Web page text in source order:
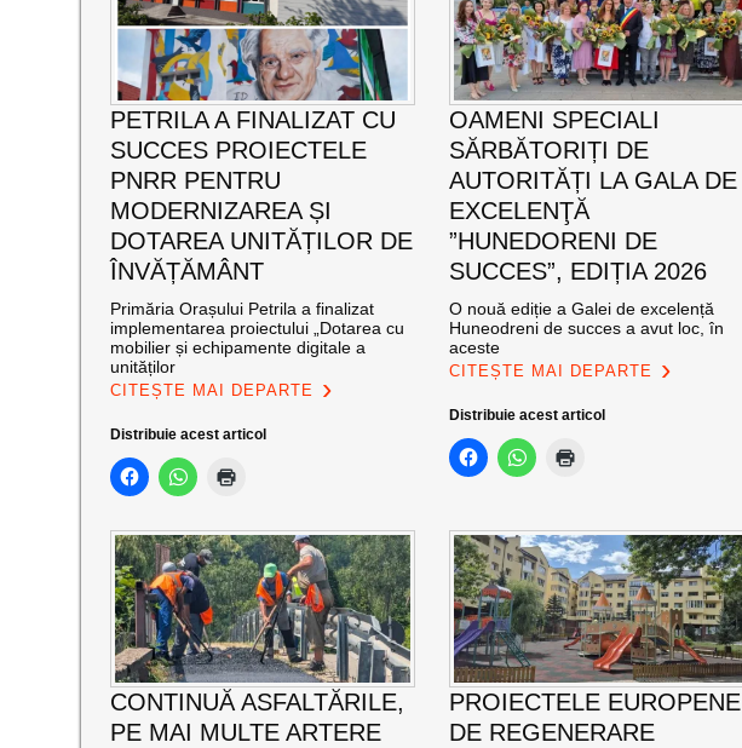
PETRILA A FINALIZAT CU
SUCCES PROIECTELE
PNRR PENTRU
MODERNIZAREA ȘI
DOTAREA UNITĂȚILOR DE
ÎNVĂȚĂMÂNT
Primăria Orașului Petrila a finalizat
implementarea proiectului „Dotarea cu
mobilier și echipamente digitale a
unităților
CITEȘTE MAI DEPARTE
Distribuie acest articol
OAMENI SPECIALI
SĂRBĂTORIȚI DE
AUTORITĂȚI LA GALA DE
EXCELENŢĂ
”HUNEDORENI DE
SUCCES”, EDIȚIA 2026
O nouă ediție a Galei de excelență
Huneodreni de succes a avut loc, în
aceste
CITEȘTE MAI DEPARTE
Distribuie acest articol
CONTINUĂ ASFALTĂRILE,
PE MAI MULTE ARTERE
PROIECTELE EUROPENE
DE REGENERARE